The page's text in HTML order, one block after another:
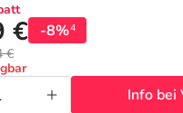
€ -8%4
€
Info bei